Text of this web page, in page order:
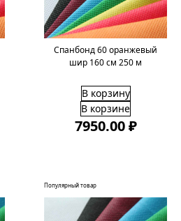
Спанбонд 60 оранжевый
шир 160 см 250 м
В корзину
В корзине
7950.00 ₽
Популярный товар